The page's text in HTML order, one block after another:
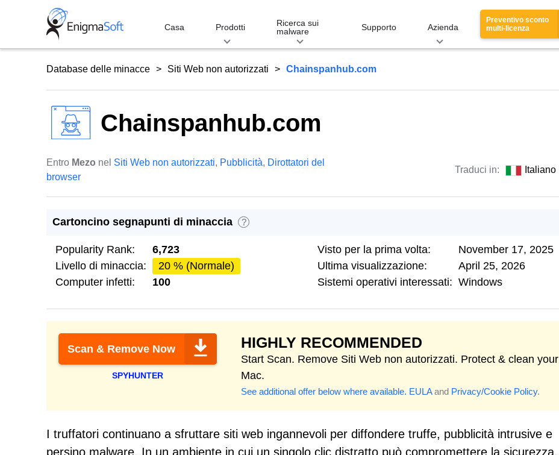
Casa Prodotti
Ricerca sui
malware
Supporto Azienda
Preventivo sconto
multi-licenza
Database delle minacce Siti Web non autorizzati Chainspanhub.com
Chainspanhub.com
Entro Mezo nel Siti Web non autorizzati, Pubblicità, Dirottatori del
browser
Traduci in: Italiano
Cartoncino segnapunti di minaccia ?
Popularity Rank:
6,723
Livello di minaccia:
20 % (Normale)
Computer infetti:
100
Visto per la prima volta:
November 17, 2025
Ultima visualizzazione:
April 25, 2026
Sistemi operativi interessati: Windows
Scan & Remove Now
SPYHUNTER
HIGHLY RECOMMENDED
Start Scan. Remove Siti Web non autorizzati. Protect & clean your
Mac.
See additional offer below where available. EULAand Privacy/Cookie Policy.
I truffatori continuano a sfruttare siti web ingannevoli per diffondere truffe, pubblicità intrusive e
persino malware. In un ambiente in cui un singolo clic distratto può compromettere la sicurezza,